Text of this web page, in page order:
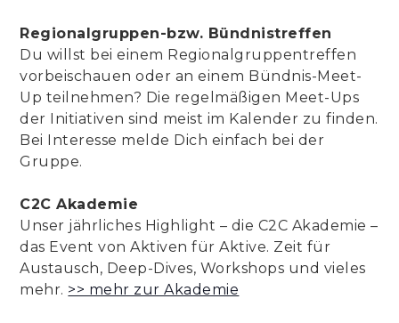
Regionalgruppen-bzw. Bündnistreffen
Du willst bei einem Regionalgruppentreffen
vorbeischauen oder an einem Bündnis-Meet-
Up teilnehmen? Die regelmäßigen Meet-Ups
der Initiativen sind meist im Kalender zu finden.
Bei Interesse melde Dich einfach bei der
Gruppe.
C2C Akademie
Unser jährliches Highlight – die C2C Akademie –
das Event von Aktiven für Aktive. Zeit für
Austausch, Deep-Dives, Workshops und vieles
mehr. >> mehr zur Akademie